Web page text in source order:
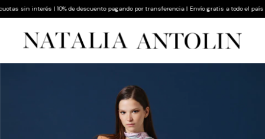
sin interés | 10% de descuento pagando por transferencia | Envío gratis a todo el país